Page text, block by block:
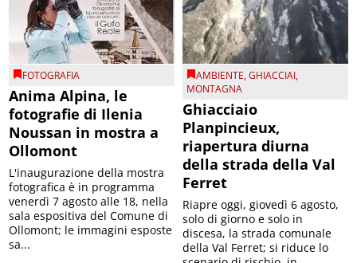
FOTOGRAFIA
Anima Alpina, le
fotografie di Ilenia
Noussan in mostra a
Ollomont
L'inaugurazione della mostra
fotografica è in programma
venerdì 7 agosto alle 18, nella
sala espositiva del Comune di
Ollomont; le immagini esposte
sa...
AMBIENTE,GHIACCIAI,
MONTAGNA
Ghiacciaio
Planpincieux,
riapertura diurna
della strada della Val
Ferret
Riapre oggi, giovedì 6 agosto,
solo di giorno e solo in
discesa, la strada comunale
della Val Ferret; si riduce lo